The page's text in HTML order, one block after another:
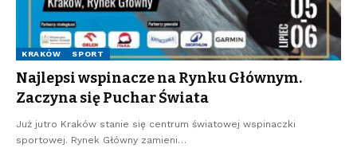
KRAKÓW SPORT
Najlepsi wspinacze na Rynku Głównym.
Zaczyna się Puchar Świata
Już jutro Kraków stanie się centrum światowej wspinaczki
sportowej. Rynek Główny zamieni…